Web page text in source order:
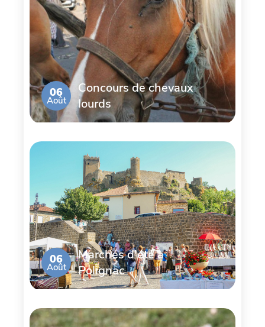
06
Août
Concours de chevaux
lourds
06
Août
Marchés d'été à
Polignac